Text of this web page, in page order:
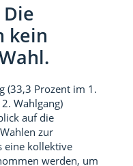
kein
(33,3 Prozent im 1.
Wahlgang)
auf die
zur
eine kollektive
werden, um